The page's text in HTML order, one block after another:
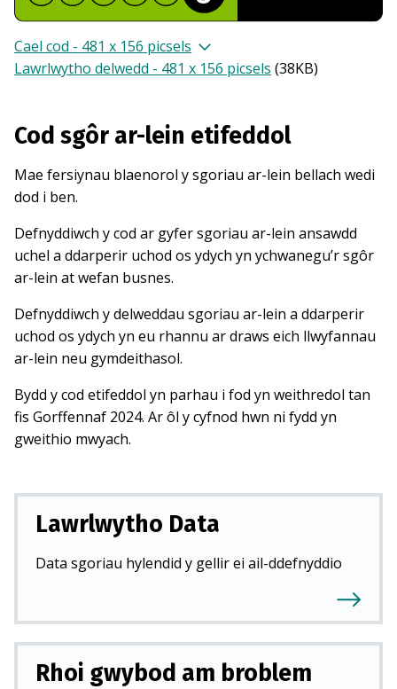
Cael cod - 481 x 156 picsels
Lawrlwytho delwedd - 481 x 156 picsels (38KB)
Cod sgôr ar-lein etifeddol
Mae fersiynau blaenorol y sgoriau ar-lein bellach wedi
dod i ben.
Defnyddiwch y cod ar gyfer sgoriau ar-lein ansawdd
uchel a ddarperir uchod os ydych yn ychwanegu’r sgôr
ar-lein at wefan busnes.
Defnyddiwch y delweddau sgoriau ar-lein a ddarperir
uchod os ydych yn eu rhannu ar draws eich llwyfannau
ar-lein neu gymdeithasol.
Bydd y cod etifeddol yn parhau i fod yn weithredol tan
fis Gorffennaf 2024. Ar ôl y cyfnod hwn ni fydd yn
gweithio mwyach.
Lawrlwytho Data
Data sgoriau hylendid y gellir ei ail-ddefnyddio
Rhoi gwybod am broblem